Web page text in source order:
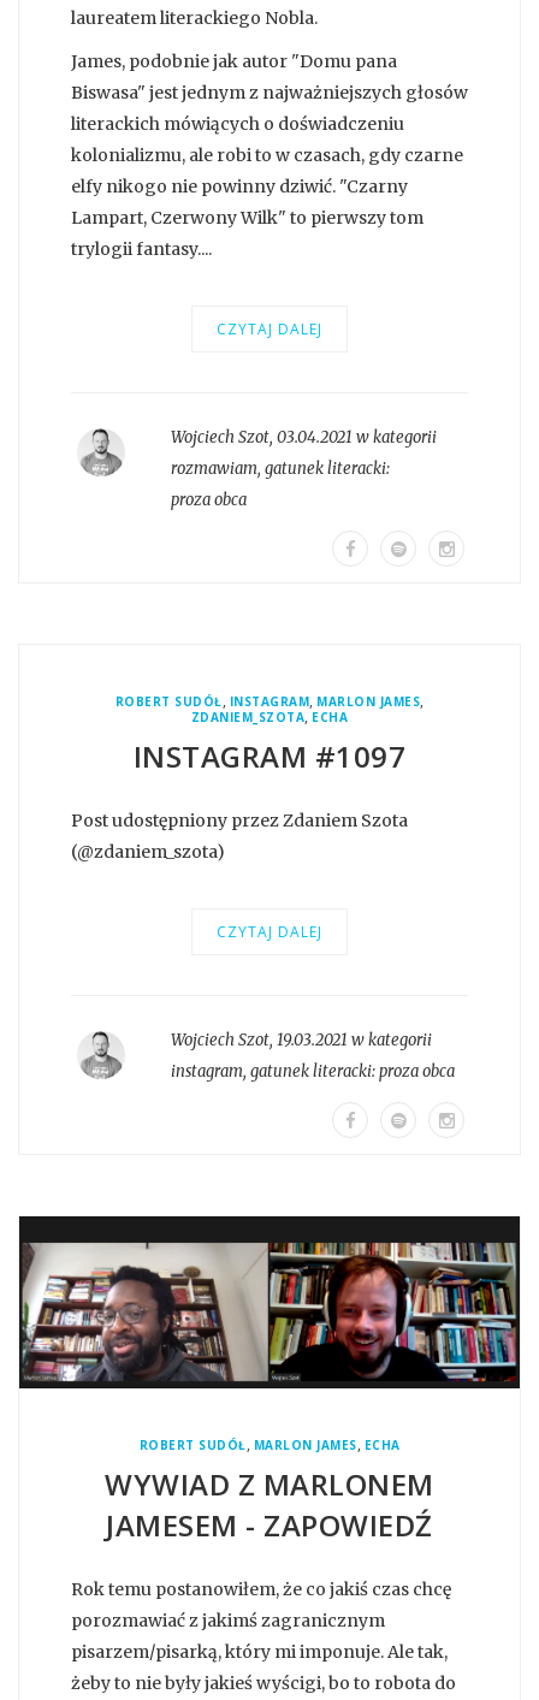
laureatem literackiego Nobla.
James, podobnie jak autor "Domu pana
Biswasa" jest jednym z najważniejszych głosów
literackich mówiących o doświadczeniu
kolonializmu, ale robi to w czasach, gdy czarne
elfy nikogo nie powinny dziwić. "Czarny
Lampart, Czerwony Wilk" to pierwszy tom
trylogii fantasy....
CZYTAJ DALEJ
Wojciech Szot, 03.04.2021 w kategorii
rozmawiam, gatunek literacki:
proza obca
ROBERT SUDÓŁ, INSTAGRAM, MARLON JAMES,
ZDANIEM_SZOTA, ECHA
INSTAGRAM #1097
Post udostępniony przez Zdaniem Szota
(@zdaniem_szota)
CZYTAJ DALEJ
Wojciech Szot, 19.03.2021 w kategorii
instagram, gatunek literacki:proza obca
ROBERT SUDÓŁ , MARLON JAMES, ECHA
WYWIAD Z MARLONEM
JAMESEM - ZAPOWIEDŹ
Rok temu postanowiłem, że co jakiś czas chcę
porozmawiać z jakimś zagranicznym
pisarzem/pisarką, który mi imponuje. Ale tak,
żeby to nie były jakieś wyścigi, bo to robota do